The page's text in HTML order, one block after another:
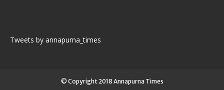
Tweets by annapurna_times
© Copyright 2018 Annapurna Times